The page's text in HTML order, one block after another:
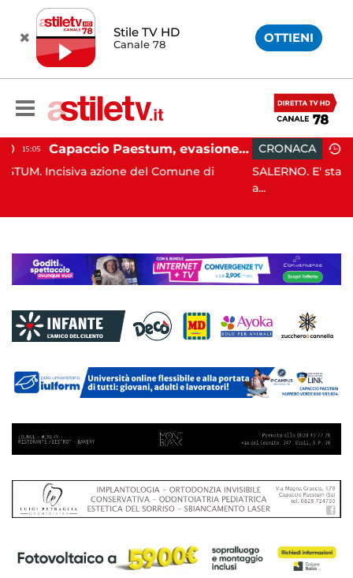
Stile TV HD
Canale 78 OTTIENI
Capaccio Paestum, evasione tassa di soggiorno: scoperte 49 strutture fantasma, elevate 132 sanzioni
del Comune di
CRONACA 13:55
SALERNO. E' stato scoperto solo